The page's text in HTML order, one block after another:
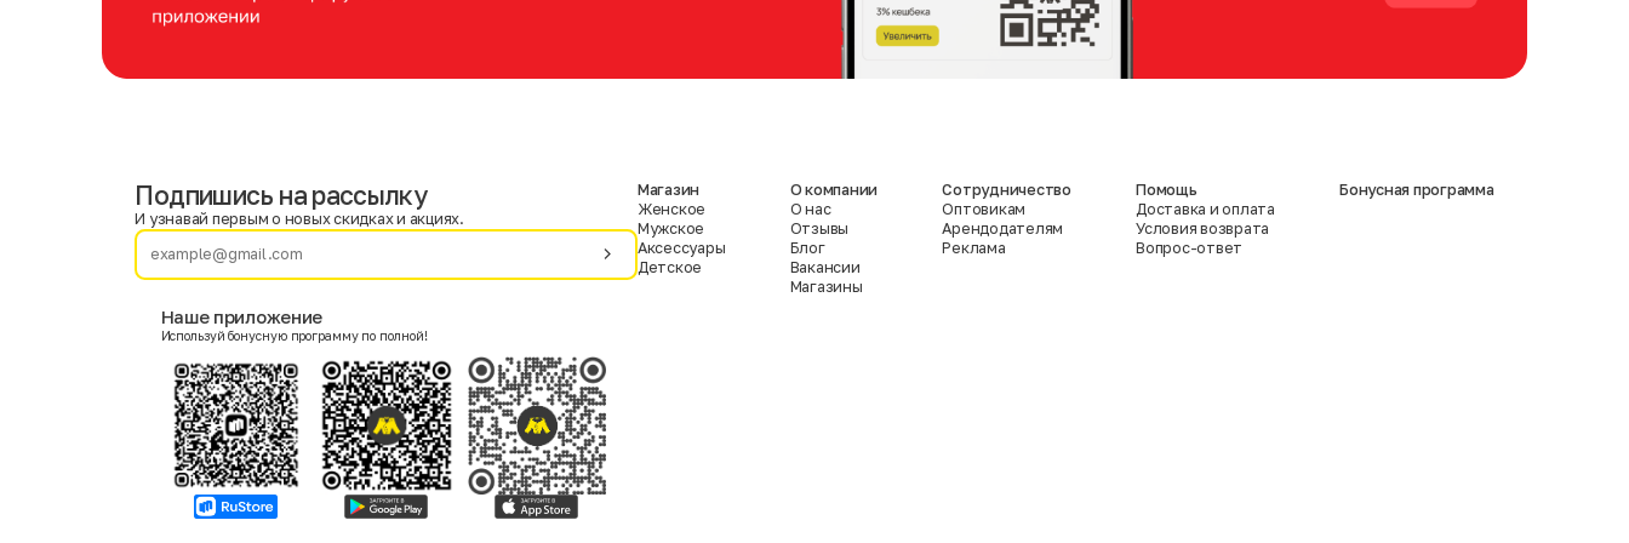
Фамилия
Женский
Согласие на получение чеков по электронной почте
Подпишись на рассылку
И узнавай первым о новых скидках и акциях.
Наше приложение
Используй бонусную программу по полной!
Магазин
Женское
Мужское
Аксессуары
Детское
О компании
О нас
Отзывы
Блог
Вакансии
Магазины
Сотрудничество
Оптовикам
Арендодателям
Реклама
Помощь
Доставка и оплата
Условия возврата
Вопрос-ответ
Бонусная программа